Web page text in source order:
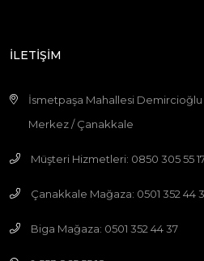
İLETİŞİM
İsmetpaşa Mahallesi Demircioğlu
Merkez / Çanakkale
Müşteri Hizmetleri: 0850 305 55
Çanakkale Mağaza: 0501 352 44
Biga Mağaza: 0501 352 44 37